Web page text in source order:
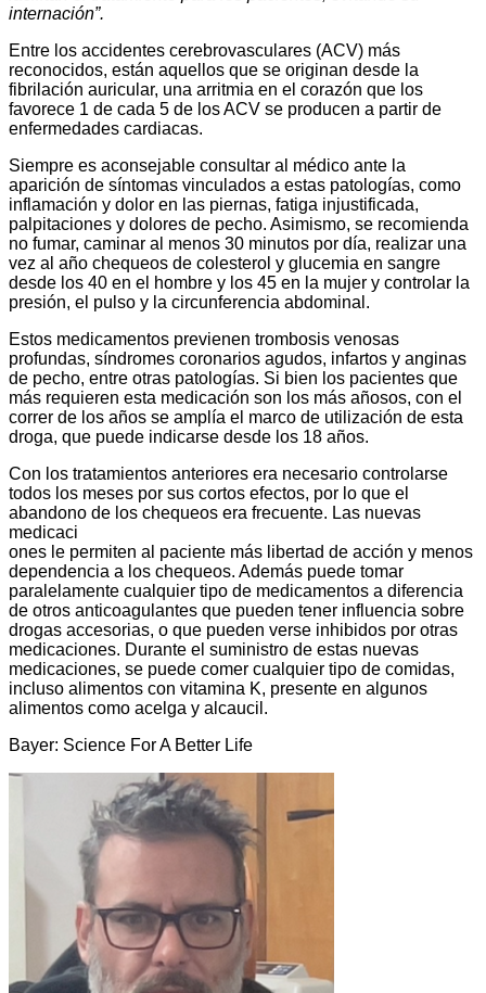
internación”.
Entre los accidentes cerebrovasculares (ACV) más
reconocidos, están aquellos que se originan desde la
fibrilación auricular, una arritmia en el corazón que los
favorece 1 de cada 5 de los ACV se producen a partir de
enfermedades cardiacas.
Siempre es aconsejable consultar al médico ante la
aparición de síntomas vinculados a estas patologías, como
inflamación y dolor en las piernas, fatiga injustificada,
palpitaciones y dolores de pecho. Asimismo, se recomienda
no fumar, caminar al menos 30 minutos por día, realizar una
vez al año chequeos de colesterol y glucemia en sangre
desde los 40 en el hombre y los 45 en la mujer y controlar la
presión, el pulso y la circunferencia abdominal.
Estos medicamentos previenen trombosis venosas
profundas, síndromes coronarios agudos, infartos y anginas
de pecho, entre otras patologías. Si bien los pacientes que
más requieren esta medicación son los más añosos, con el
correr de los años se amplía el marco de utilización de esta
droga, que puede indicarse desde los 18 años.
Con los tratamientos anteriores era necesario controlarse
todos los meses por sus cortos efectos, por lo que el
abandono de los chequeos era frecuente. Las nuevas
medicaci
ones le permiten al paciente más libertad de acción y menos
dependencia a los chequeos. Además puede tomar
paralelamente cualquier tipo de medicamentos a diferencia
de otros anticoagulantes que pueden tener influencia sobre
drogas accesorias, o que pueden verse inhibidos por otras
medicaciones. Durante el suministro de estas nuevas
medicaciones, se puede comer cualquier tipo de comidas,
incluso alimentos con vitamina K, presente en algunos
alimentos como acelga y alcaucil.
Bayer: Science For A Better Life